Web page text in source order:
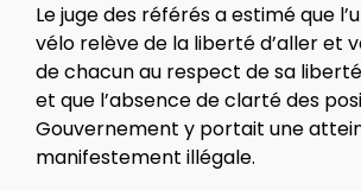
Le juge des référés a estimé que
vélo relève de la liberté d’aller et
de chacun au respect de sa
et que l’absence de clarté des
Gouvernement y portait une
manifestement illégale.